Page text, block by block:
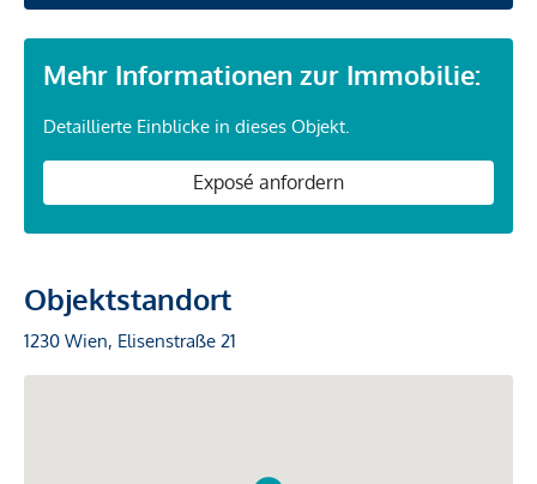
Mehr Informationen zur Immobilie:
Detaillierte Einblicke in dieses Objekt.
Exposé anfordern
Objektstandort
1230 Wien, Elisenstraße 21